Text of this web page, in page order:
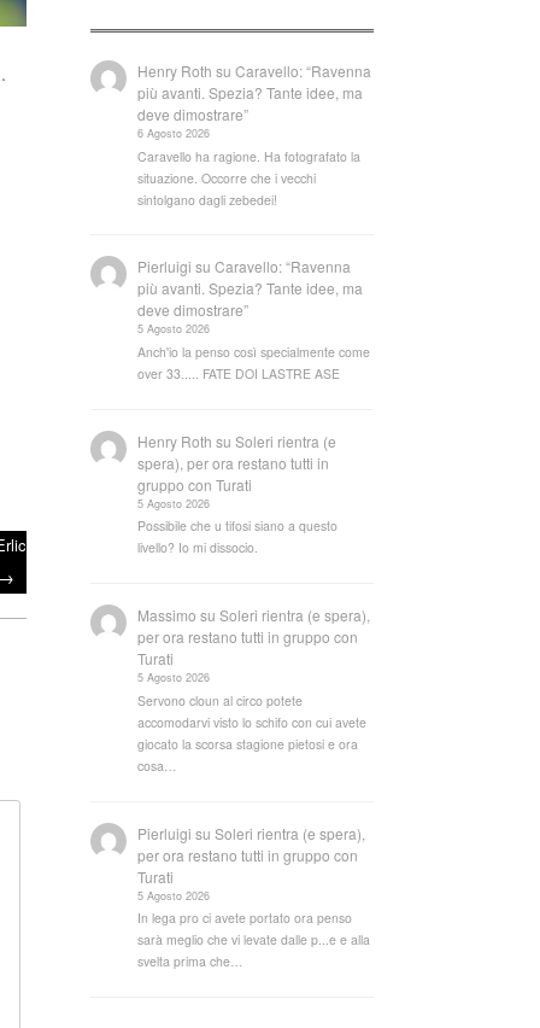
→
Henry Roth suCaravello: “Ravenna
più avanti. Spezia? Tante idee, ma
deve dimostrare”
6 Agosto 2026
Caravello ha ragione. Ha fotografato la
situazione. Occorre che i vecchi
sintolgano dagli zebedei!
Pierluigi suCaravello: “Ravenna
più avanti. Spezia? Tante idee, ma
deve dimostrare”
5 Agosto 2026
Anch'io la penso così specialmente come
over 33..... FATE DOI LASTRE ASE
Henry Roth suSoleri rientra (e
spera), per ora restano tutti in
gruppo con Turati
5 Agosto 2026
Possibile che u tifosi siano a questo
livello? Io mi dissocio.
Massimo suSoleri rientra (e spera),
per ora restano tutti in gruppo con
Turati
5 Agosto 2026
Servono cloun al circo potete
accomodarvi visto lo schifo con cui avete
giocato la scorsa stagione pietosi e ora
cosa…
Pierluigi suSoleri rientra (e spera),
per ora restano tutti in gruppo con
Turati
5 Agosto 2026
In lega pro ci avete portato ora penso
sarà meglio che vi levate dalle p...e e alla
svelta prima che…